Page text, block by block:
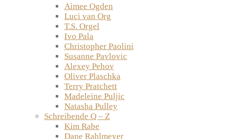
Aimee Ogden
Luci van Org
T.S. Orgel
Ivo Pala
Christopher Paolini
Susanne Pavlovic
Alexey Pehov
Oliver Plaschka
Terry Pratchett
Madeleine Puljic
Natasha Pulley
Schreibende Q – Z
Kim Rabe
Dane Rahlmeyer